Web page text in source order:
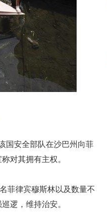
国安全部队在沙巴州向菲
对其拥有主权。
菲律宾穆斯林以及数量不
逻，维持治安。